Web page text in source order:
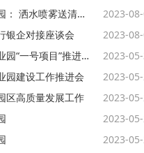
中国长安璧山智能网联低碳产业园： 洒水喷雾送清凉 “零碳园区”建设忙
2023-
银企对接座谈会
2023-
万容主持召开川渝合作新能源产业园“一号项目”推进调度会
2023-
园建设工作推进会
2023-
区高质量发展工作
2023-
2023-
2023-